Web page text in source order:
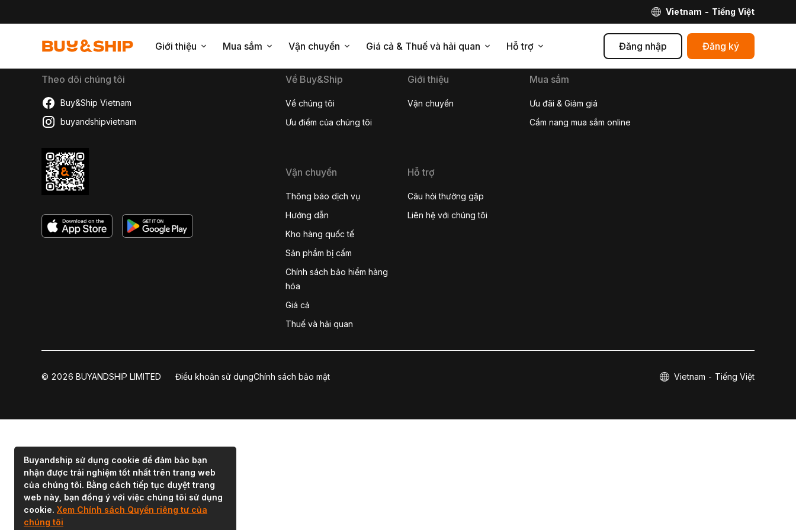
Vietnam - Tiếng Việt
Giới thiệu Mua sắm Vận chuyển Giá cả & Thuế và hải quan Hỗ trợ Đăng nhập Đăng ký
Theo dõi chúng tôi
Buy&Ship Vietnam
buyandshipvietnam
Về Buy&Ship
Về chúng tôi
Ưu điểm của chúng tôi
Giới thiệu
Vận chuyển
Mua sắm
Ưu đãi & Giảm giá
Cẩm nang mua sắm online
Vận chuyển
Thông báo dịch vụ
Hướng dẫn
Kho hàng quốc tế
Sản phẩm bị cấm
Chính sách bảo hiểm hàng
hóa
Giá cả
Thuế và hải quan
Hỗ trợ
Câu hỏi thường gặp
Liên hệ với chúng tôi
© 2026 BUYANDSHIP LIMITED Điều khoản sử dụngChính sách bảo mật Vietnam - Tiếng Việt
Buyandship sử dụng cookie để đảm bảo bạn
nhận được trải nghiệm tốt nhất trên trang web
của chúng tôi. Bằng cách tiếp tục duyệt trang
web này, bạn đồng ý với việc chúng tôi sử dụng
cookie. Xem Chính sách Quyền riêng tư của
chúng tôi